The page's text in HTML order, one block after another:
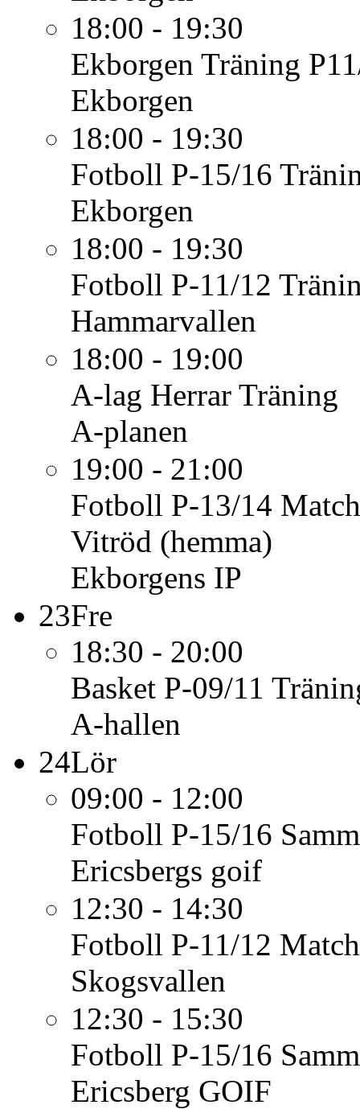
18:00 - 19:30
Ekborgen Träning
Ekborgen
18:00 - 19:30
Fotboll P-15/16
Ekborgen
18:00 - 19:30
Fotboll P-11/12
Hammarvallen
18:00 - 19:00
A-lag Herrar Träning
A-planen
19:00 - 21:00
Fotboll P-13/14
Vitröd (hemma)
Ekborgens IP
23Fre
18:30 - 20:00
Basket P-09/11
A-hallen
24Lör
09:00 - 12:00
Fotboll P-15/16
Ericsbergs goif
12:30 - 14:30
Fotboll P-11/12
Skogsvallen
12:30 - 15:30
Fotboll P-15/16
Ericsberg GOIF